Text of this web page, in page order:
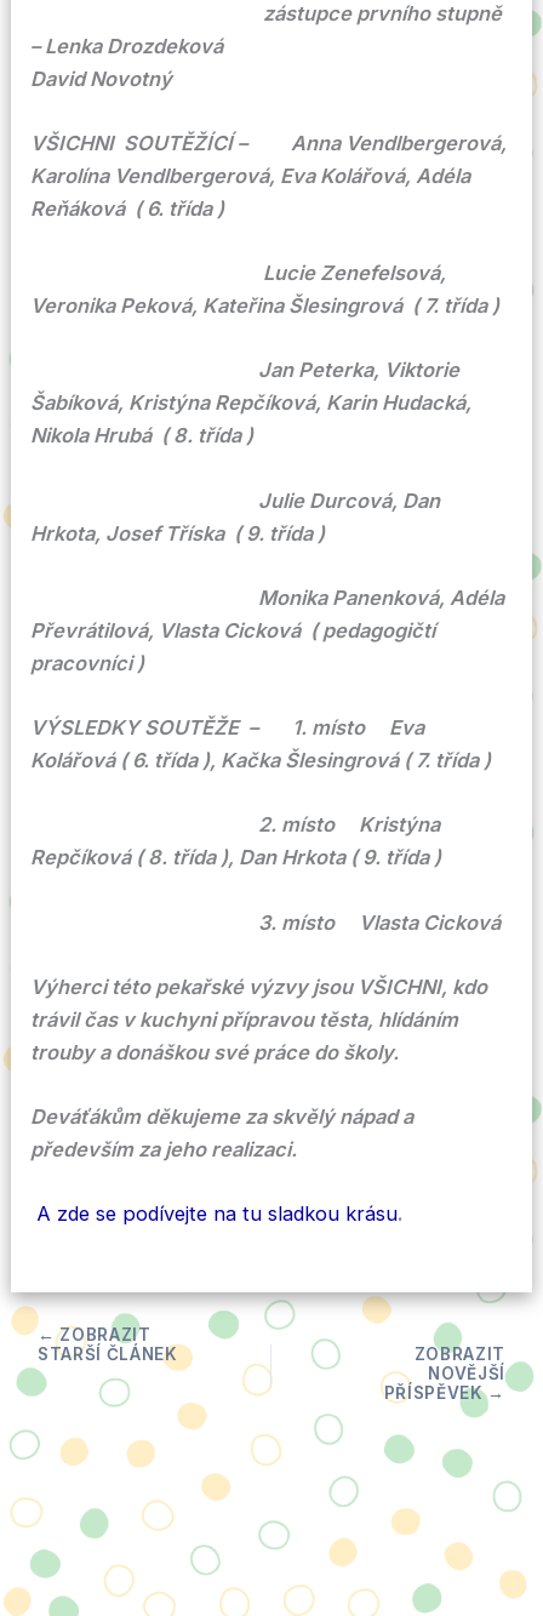
zástupce prvního stupně
– Lenka Drozdeková
David Novotný
VŠICHNI SOUTĚŽÍCÍ – Anna Vendlbergerová,
Karolína Vendlbergerová, Eva Kolářová, Adéla
Reňáková ( 6. třída )
Lucie Zenefelsová,
Veronika Peková, Kateřina Šlesingrová ( 7. třída )
Jan Peterka, Viktorie
Šabíková, Kristýna Repčíková, Karin Hudacká,
Nikola Hrubá ( 8. třída )
Julie Durcová, Dan
Hrkota, Josef Tříska ( 9. třída )
Monika Panenková, Adéla
Převrátilová, Vlasta Cicková ( pedagogičtí
pracovníci )
VÝSLEDKY SOUTĚŽE – 1. místo Eva
Kolářová ( 6. třída ), Kačka Šlesingrová ( 7. třída )
2. místo Kristýna
Repčíková ( 8. třída ), Dan Hrkota ( 9. třída )
3. místo Vlasta Cicková
Výherci této pekařské výzvy jsou VŠICHNI, kdo
trávil čas v kuchyni přípravou těsta, hlídáním
trouby a donáškou své práce do školy.
Deváťákům děkujeme za skvělý nápad a
především za jeho realizaci.
A zde se podívejte na tu sladkou krásu.